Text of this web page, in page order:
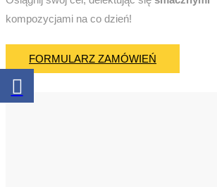
kompozycjami na co dzień!
FORMULARZ ZAMÓWIEŃ